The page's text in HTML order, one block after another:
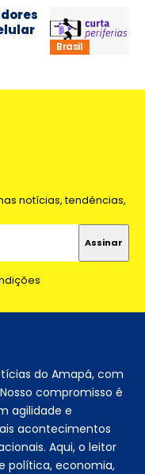
Brasil
notícias, tendências,
do Amapá, com
compromisso é
agilidade e
acontecimentos
Aqui, o leitor
política, economia,